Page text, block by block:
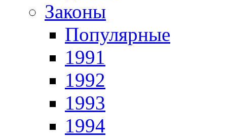
Законы
Популярные
1991
1992
1993
1994